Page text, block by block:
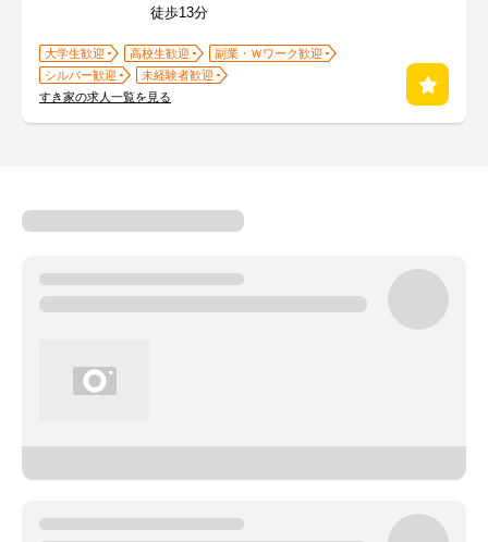
徒歩13分
大学生歓迎 高校生歓迎
副業・Ｗワーク歓迎
シルバー歓迎
未経験者歓迎
すき家の求人一覧を見る